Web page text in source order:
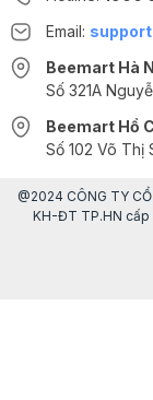
Email:
Beemart Hà
Số 321A
Beemart Hồ
Số 102 Võ Thị
@2024 CÔNG TY
KH-ĐT TP.HN cấp